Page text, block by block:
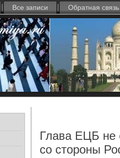
Все записи Обратная связь
Глава ЕЦБ не
со стороны